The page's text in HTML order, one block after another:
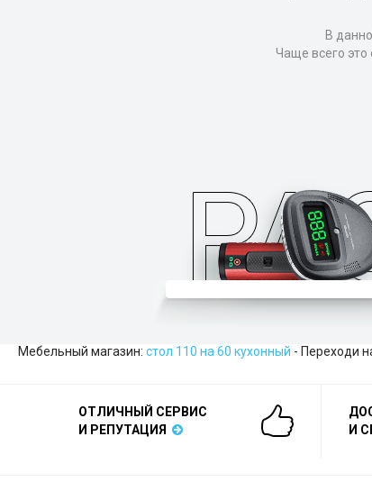
В
Чаще всего это
Мебельный магазин: стол 110 на 60 кухонный - Переходи
ОТЛИЧНЫЙ СЕРВИС
И РЕПУТАЦИЯ
И